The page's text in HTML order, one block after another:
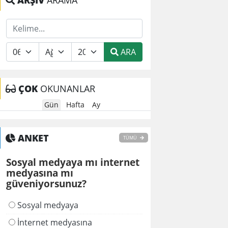
ARA
ÇOKOKUNANLAR
Gün Hafta Ay
ANKET TÜMÜ
Sosyal medyaya mı internet
medyasına mı
güveniyorsunuz?
Sosyal medyaya
İnternet medyasına